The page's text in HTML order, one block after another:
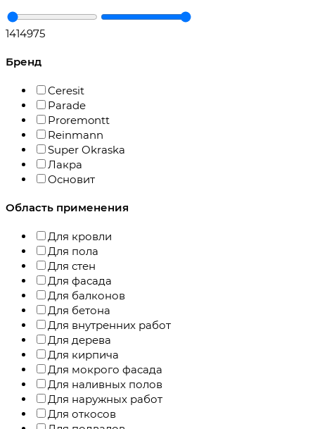
1414975
Бренд
Ceresit
Parade
Proremontt
Reinmann
Super Okraska
Лакра
Основит
Область применения
Для кровли
Для пола
Для стен
Для фасада
Для балконов
Для бетона
Для внутренних работ
Для дерева
Для кирпича
Для мокрого фасада
Для наливных полов
Для наружных работ
Для откосов